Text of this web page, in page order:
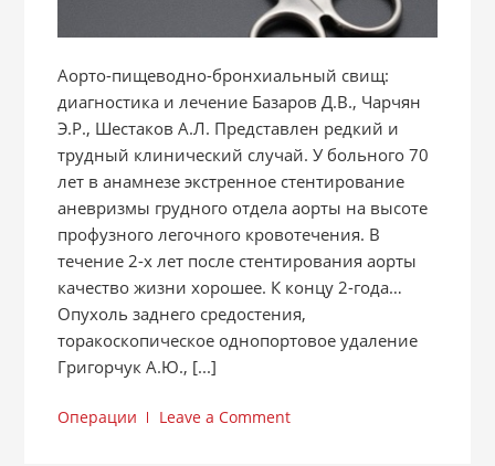
Аорто-пищеводно-бронхиальный свищ:
диагностика и лечение Базаров Д.В., Чарчян
Э.Р., Шестаков А.Л. Представлен редкий и
трудный клинический случай. У больного 70
лет в анамнезе экстренное стентирование
аневризмы грудного отдела аорты на высоте
профузного легочного кровотечения. В
течение 2-х лет после стентирования аорты
качество жизни хорошее. К концу 2-года…
Опухоль заднего средостения,
торакоскопическое однопортовое удаление
Григорчук А.Ю., [...]
Операции Leave a Comment